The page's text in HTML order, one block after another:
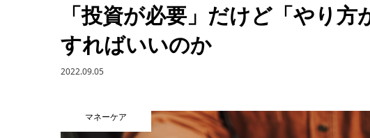
「投資が必要」だけど「やり
すればいいのか
2022.09.05
マネーケア